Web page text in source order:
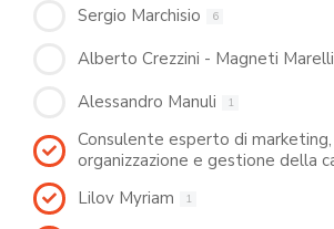
Sergio Marchisio 6
Alberto Crezzini - Magneti Marelli
Alessandro Manuli 1
Consulente esperto di marketing,
organizzazione e gestione della
Lilov Myriam 1